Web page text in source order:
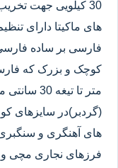
30 کیلویی جهت
های ماکیتا دارای
فارسی بر ساده
متر تا
(گردبر)در سایزهای
های آهنگری و سنگبری
فرزهای نجاری مچی